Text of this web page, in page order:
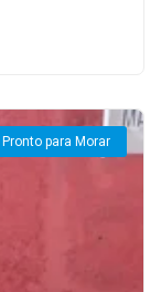
Pronto para Morar